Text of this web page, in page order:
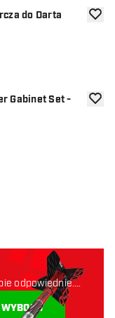
do Darta
-
odpowiednie.